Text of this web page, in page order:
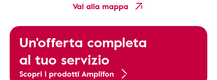
Vai alla mappa
Un'offerta completa
al tuo servizio
Scopri i prodotti Amplifon